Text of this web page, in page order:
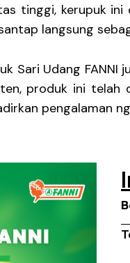
tinggi, kerupuk
langsung
Sari Udang
produk ini telah
pengalaman